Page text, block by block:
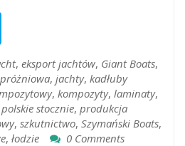
, eksport jachtów, Giant Boats,
, jachty, kadłuby
, kompozyty, laminaty,
polskie stocznie, produkcja
, szkutnictwo, Szymański Boats,
, łodzie 0 Comments